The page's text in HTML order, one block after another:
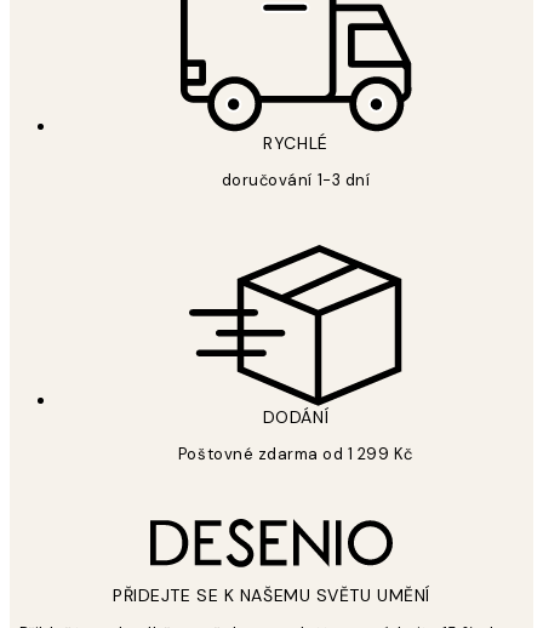
RYCHLÉ
doručování 1-3 dní
DODÁNÍ
Poštovné zdarma od 1 299 Kč
PŘIDEJTE SE K NAŠEMU SVĚTU UMĚNÍ